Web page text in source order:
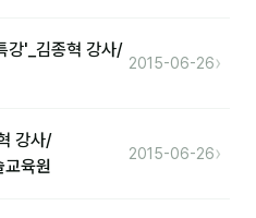
강'_김종혁 강사/
2015-06-26›
강사/
교육원
2015-06-26›